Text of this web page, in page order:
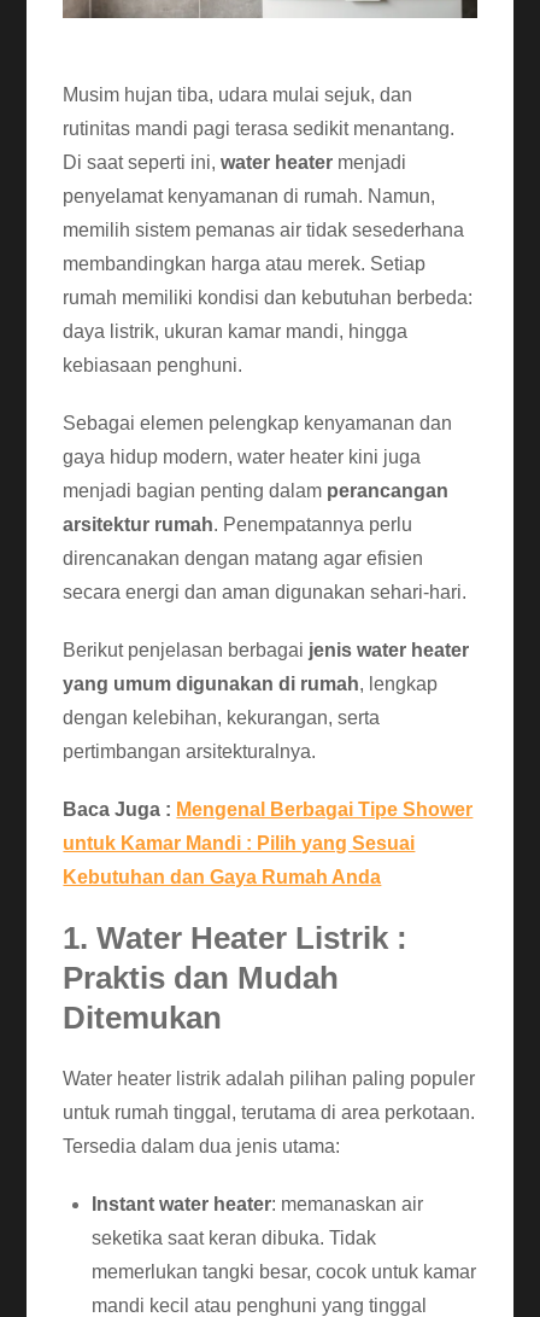
Musim hujan tiba, udara mulai sejuk, dan
rutinitas mandi pagi terasa sedikit menantang.
Di saat seperti ini,water heater menjadi
penyelamat kenyamanan di rumah. Namun,
memilih sistem pemanas air tidak sesederhana
membandingkan harga atau merek. Setiap
rumah memiliki kondisi dan kebutuhan berbeda:
daya listrik, ukuran kamar mandi, hingga
kebiasaan penghuni.
Sebagai elemen pelengkap kenyamanan dan
gaya hidup modern, water heater kini juga
menjadi bagian penting dalam perancangan
arsitektur rumah. Penempatannya perlu
direncanakan dengan matang agar efisien
secara energi dan aman digunakan sehari-hari.
Berikut penjelasan berbagai jenis water heater
yang umum digunakan di rumah, lengkap
dengan kelebihan, kekurangan, serta
pertimbangan arsitekturalnya.
Baca Juga : Mengenal Berbagai Tipe Shower
untuk Kamar Mandi : Pilih yang Sesuai
Kebutuhan dan Gaya Rumah Anda
1. Water Heater Listrik :
Praktis dan Mudah
Ditemukan
Water heater listrik adalah pilihan paling populer
untuk rumah tinggal, terutama di area perkotaan.
Tersedia dalam dua jenis utama:
Instant water heater: memanaskan air
seketika saat keran dibuka. Tidak
memerlukan tangki besar, cocok untuk kamar
mandi kecil atau penghuni yang tinggal